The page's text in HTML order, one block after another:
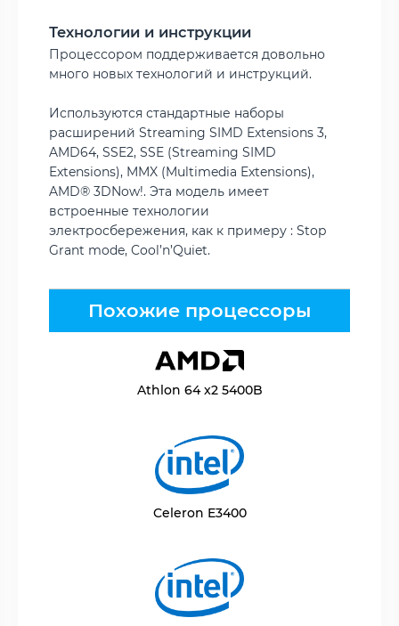
Технологии и инструкции
Процессором поддерживается довольно
много новых технологий и инструкций.
Используются стандартные наборы
расширений Streaming SIMD Extensions 3,
AMD64, SSE2, SSE (Streaming SIMD
Extensions), MMX (Multimedia Extensions),
AMD® 3DNow!. Эта модель имеет
встроенные технологии
электросбережения, как к примеру : Stop
Grant mode, Cool’n’Quiet.
Похожие процессоры
Athlon 64 x2 5400B
Celeron E3400